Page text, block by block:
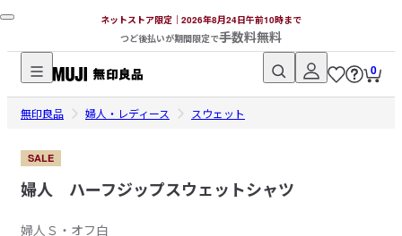
ネットストア限定｜2026年8月24日午前10時まで
つど後払いが期間限定で手数料無料
無
印
品
ト
0
無印良品 婦人・レディース スウェット
SALE
婦人 ハーフジップスウェットシャツ
婦人Ｓ・オフ白